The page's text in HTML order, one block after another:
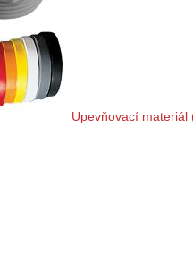
Upevňovací materiál